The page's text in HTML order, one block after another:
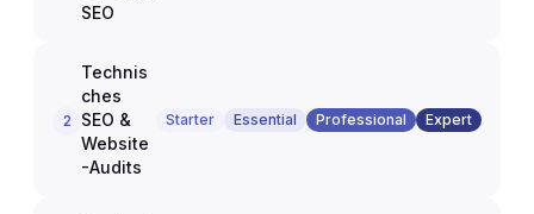
SEO
2
Technis
ches
SEO &
Website
-Audits
Starter Essential Professional Expert